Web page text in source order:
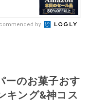
by
ーのお菓子おす
キング&神コス